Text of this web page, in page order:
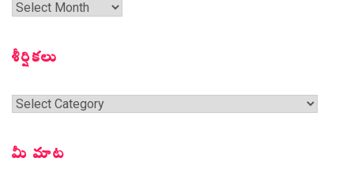
గత
శీర్షికలు
శీర్షికలు
మీ మాట